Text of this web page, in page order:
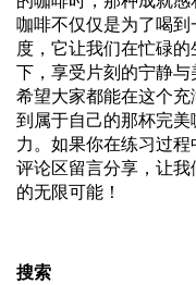
咖啡不仅仅是为了喝
度，它让我们在忙碌
下，享受片刻的宁静与
希望大家都能在这个
到属于自己的那杯完
力。如果你在练习过
评论区留言分享，让
的无限可能！
搜索